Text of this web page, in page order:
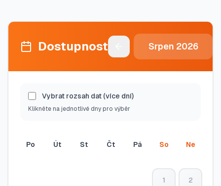
Dostupnost Srpen 2026
Vybrat rozsah dat (více dní)
Klikněte na jednotlivé dny pro výběr
Po Út St Čt Pá So Ne
1 2